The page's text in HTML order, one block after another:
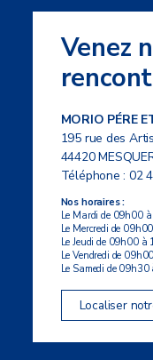
Venez
MORIO PÉRE
195 rue des
44420
Téléphone :02
Nos horaires :
Le Mardi de 09h00
Le Mercredi de
Le Jeudi de 09h00
Le Vendredi de
Le Samedi de
Localiser